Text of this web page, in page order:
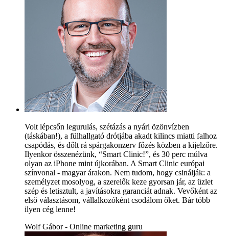
Volt lépcsőn legurulás, szétázás a nyári özönvízben
(táskában!), a fülhallgató drótjába akadt kilincs miatti falhoz
csapódás, és dőlt rá spárgakonzerv főzés közben a kijelzőre.
Ilyenkor összenézünk, “Smart Clinic!”, és 30 perc múlva
olyan az iPhone mint újkorában. A Smart Clinic európai
színvonal - magyar árakon. Nem tudom, hogy csinálják: a
személyzet mosolyog, a szerelők keze gyorsan jár, az üzlet
szép és letisztult, a javításokra garanciát adnak. Vevőként az
első választásom, vállalkozóként csodálom őket. Bár több
ilyen cég lenne!
Wolf Gábor - Online marketing guru